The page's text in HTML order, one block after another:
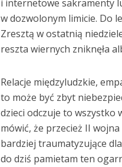
i internetowe sakramenty
w dozwolonym limicie. Do
Zresztą w ostatnią
reszta wiernych zniknęła
Relacje międzyludzkie,
to może być zbyt
dzieci odczuje to wszystko
mówić, że przecież II
bardziej traumatyzujące dla
do dziś pamietam ten